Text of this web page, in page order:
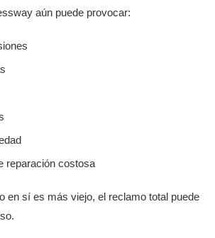
aún puede provocar:
reparación costosa
en sí es más viejo, el reclamo total puede